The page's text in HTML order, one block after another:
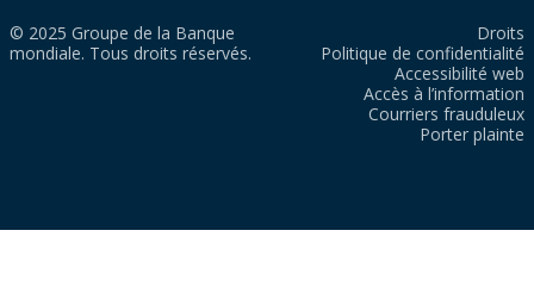
© 2025 Groupe de la Banque
mondiale. Tous droits réservés.
Droits
Politique de confidentialité
Accessibilité web
Accès à l’information
Courriers frauduleux
Porter plainte